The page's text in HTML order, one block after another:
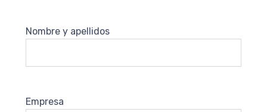
Nombre y apellidos
Empresa